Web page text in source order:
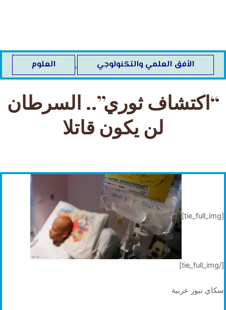
الأفق العلمي والتكنولوجي , العلوم
“اكتشاف ثوري”.. السرطان
لن يكون قاتلا
[tie_full_img]
[/tie_full_img]
سكاي نيوز عربية